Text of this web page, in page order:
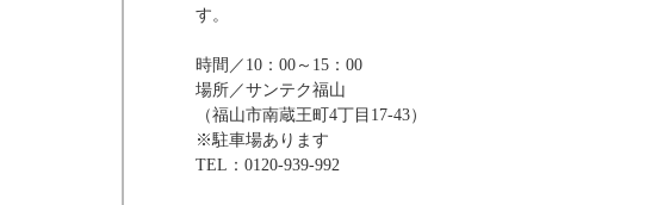
す。
時間／10：00～15：00
場所／サンテク福山
（福山市南蔵王町4丁目17-43）
※駐車場あります
TEL：0120-939-992